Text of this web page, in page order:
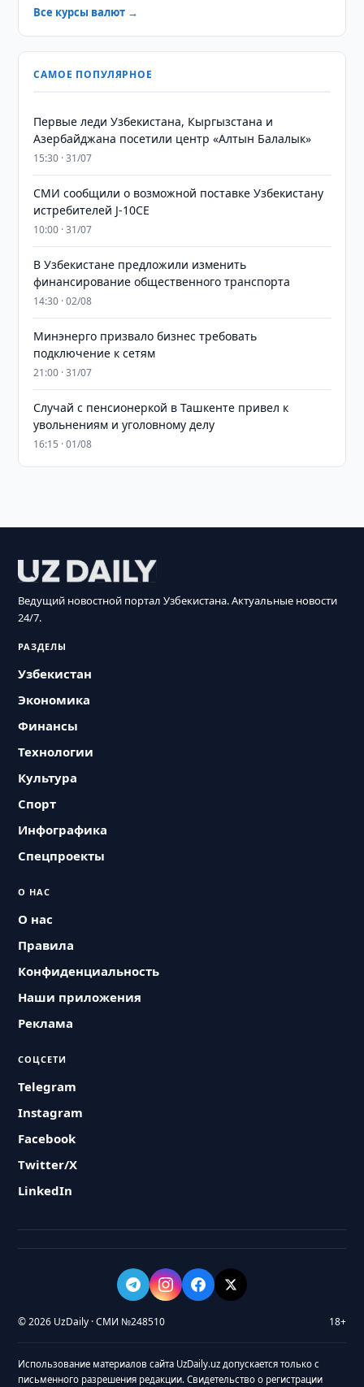
Все курсы валют →
САМОЕ ПОПУЛЯРНОЕ
Первые леди Узбекистана, Кыргызстана и
Азербайджана посетили центр «Алтын Балалык»
15:30 · 31/07
СМИ сообщили о возможной поставке Узбекистану
истребителей J-10CE
10:00 · 31/07
В Узбекистане предложили изменить
финансирование общественного транспорта
14:30 · 02/08
Минэнерго призвало бизнес требовать
подключение к сетям
21:00 · 31/07
Случай с пенсионеркой в Ташкенте привел к
увольнениям и уголовному делу
16:15 · 01/08
Ведущий новостной портал Узбекистана. Актуальные новости
24/7.
РАЗДЕЛЫ
Узбекистан
Экономика
Финансы
Технологии
Культура
Спорт
Инфографика
Спецпроекты
О НАС
О нас
Правила
Конфиденциальность
Наши приложения
Реклама
СОЦСЕТИ
Telegram
Instagram
Facebook
Twitter/X
LinkedIn
© 2026 UzDaily · СМИ №248510 18+
Использование материалов сайта UzDaily.uz допускается только с
письменного разрешения редакции. Свидетельство о регистрации